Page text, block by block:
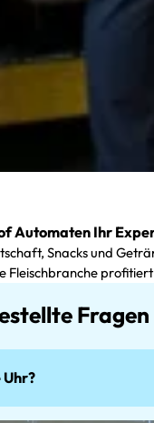
Automaten Ihr
Snacks und
Fleischbranche
Fragen